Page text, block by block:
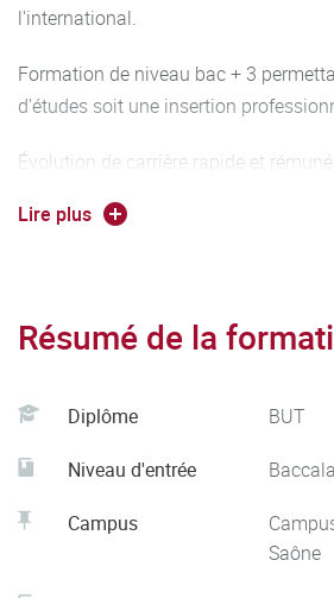
l'international.
Formation de niveau bac + 3
d'études soit une insertion
Évolution de carrière rapide et
Lire plus
Résumé de la
Diplôme BUT
Niveau d'entrée
Campus
Saône